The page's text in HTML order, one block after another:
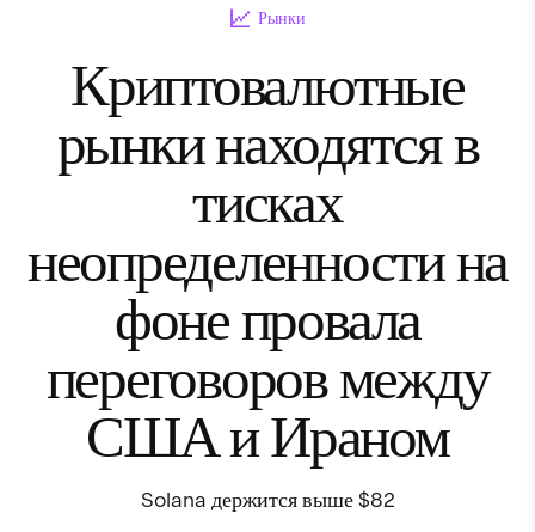
Рынки
Криптовалютные
рынки находятся в
тисках
неопределенности на
фоне провала
переговоров между
США и Ираном
Solana держится выше $82